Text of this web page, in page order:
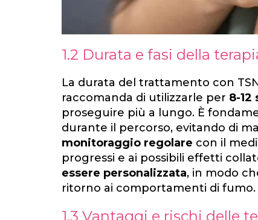
1.2 Durata e fasi della
La durata del trattamento con
raccomanda di utilizzarle per 8-12
proseguire più a lungo. È
durante il percorso, evitando di
monitoraggio regolare con il
progressi e ai possibili effetti
essere personalizzata, in modo
ritorno ai comportamenti di fumo.
1.3 Vantaggi e rischi delle